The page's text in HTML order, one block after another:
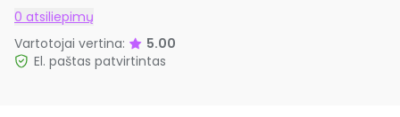
0 atsiliepimų
Vartotojai vertina:
5.00
El. paštas patvirtintas